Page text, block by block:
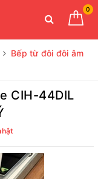
0
Bếp từ đôi đôi âm
CIH-44DIL